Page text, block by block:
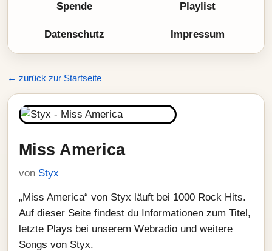
Spende Playlist
Datenschutz Impressum
← zurück zur Startseite
Miss America
von Styx
„Miss America“ von Styx läuft bei 1000 Rock Hits.
Auf dieser Seite findest du Informationen zum Titel,
letzte Plays bei unserem Webradio und weitere
Songs von Styx.